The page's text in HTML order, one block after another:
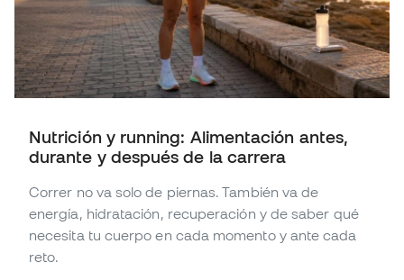
Nutrición y running: Alimentación antes,
durante y después de la carrera
Correr no va solo de piernas. También va de
energía, hidratación, recuperación y de saber qué
necesita tu cuerpo en cada momento y ante cada
reto.